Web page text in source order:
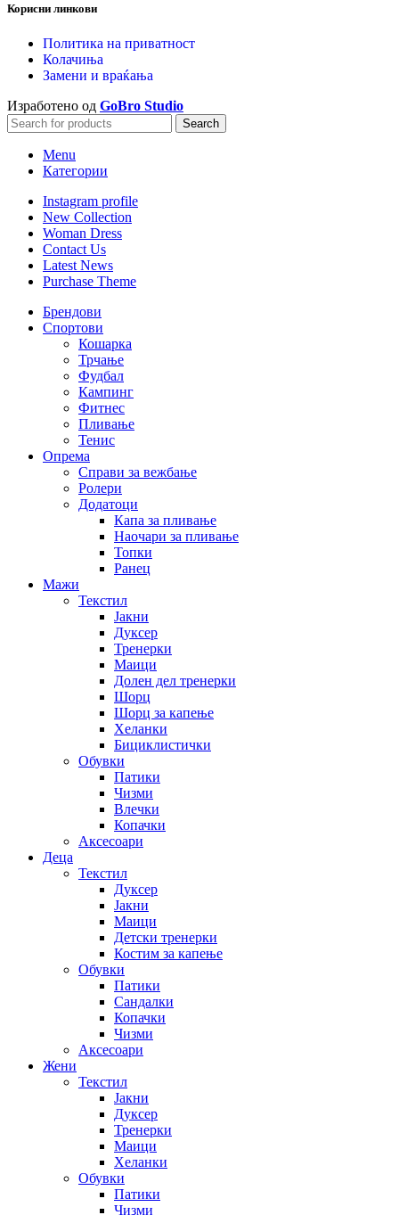
Корисни линкови
Политика на приватност
Колачиња
Замени и враќања
Изработено од GoBro Studio
Search
Menu
Категории
Instagram profile
New Collection
Woman Dress
Contact Us
Latest News
Purchase Theme
Брендови
Спортови
Кошарка
Трчање
Фудбал
Кампинг
Фитнес
Пливање
Тенис
Опрема
Справи за вежбање
Ролери
Додатоци
Капа за пливање
Наочари за пливање
Топки
Ранец
Мажи
Текстил
Јакни
Дуксер
Тренерки
Маици
Долен дел тренерки
Шорц
Шорц за капење
Хеланки
Бициклистички
Обувки
Патики
Чизми
Влечки
Копачки
Аксесоари
Деца
Текстил
Дуксер
Јакни
Маици
Детски тренерки
Костим за капење
Обувки
Патики
Сандалки
Копачки
Чизми
Аксесоари
Жени
Текстил
Јакни
Дуксер
Тренерки
Маици
Хеланки
Обувки
Патики
Чизми